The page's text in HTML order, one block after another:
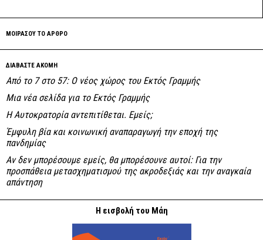
ΜΟΙΡΑΣΟΥ ΤΟ ΑΡΘΡΟ
ΔΙΑΒΑΣΤΕ ΑΚΟΜΗ
Από το 7 στο 57: Ο νέος χώρος του Εκτός Γραμμής
Μια νέα σελίδα για το Εκτός Γραμμής
Η Αυτοκρατορία αντεπιτίθεται. Εμείς;
Έμφυλη βία και κοινωνική αναπαραγωγή την εποχή της
πανδημίας
Αν δεν μπορέσουμε εμείς, θα μπορέσουνε αυτοί: Για την
προσπάθεια μετασχηματισμού της ακροδεξιάς και την αναγκαία
απάντηση
Η εισβολή του Μάη